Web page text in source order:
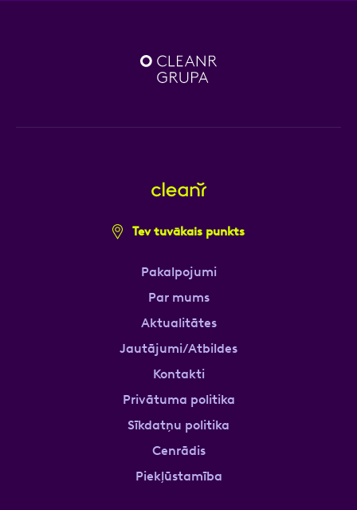
Tev tuvākais punkts
Pakalpojumi
Par mums
Aktualitātes
Jautājumi/Atbildes
Kontakti
Privātuma politika
Sīkdatņu politika
Cenrādis
Piekļūstamība